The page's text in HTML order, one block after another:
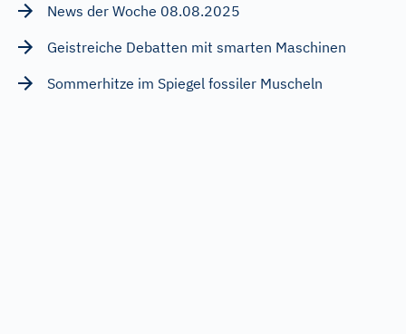
News der Woche 08.08.2025
Geistreiche Debatten mit smarten Maschinen
Sommerhitze im Spiegel fossiler Muscheln